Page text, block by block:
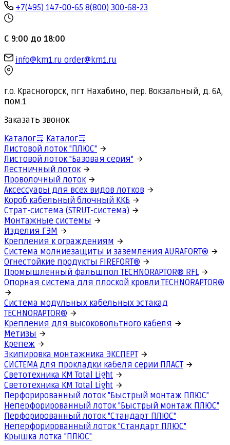
+7(495) 147-00-65 8(800) 300-68-23
С 9:00 до 18:00
info@km1.ru order@km1.ru
г.о. Красногорск, пгт Нахабино, пер. Вокзальный, д. 6А,
пом.1
Заказать звонок
Каталог
Каталог
Листовой лоток "ПЛЮС"
Листовой лоток "Базовая серия"
Лестничный лоток
Проволочный лоток
Аксессуары для всех видов лотков
Короб кабельный блочный ККБ
Страт-система (STRUT-система)
Монтажные системы
Изделия ГЭМ
Крепления к ограждениям
Система молниезащиты и заземления AURAFORT®
Огнестойкие продукты FIREFORT®
Промышленный фальшпол TECHNORAPTOR® RFL
Опорная система для плоской кровли TECHNORAPTOR®
Система модульных кабельных эстакад
TECHNORAPTOR®
Крепления для высоковольтного кабеля
Метизы
Крепеж
Экипировка монтажника ЭКСПЕРТ
СИСТЕМА для прокладки кабеля серии ПЛАСТ
Светотехника КМ Total Light
Светотехника КМ Total Light
Перфорированный лоток "Быстрый монтаж ПЛЮС"
Неперфорированный лоток "Быстрый монтаж ПЛЮС"
Перфорированный лоток "Стандарт ПЛЮС"
Неперфорированный лоток "Стандарт ПЛЮС"
Крышка лотка "ПЛЮС"